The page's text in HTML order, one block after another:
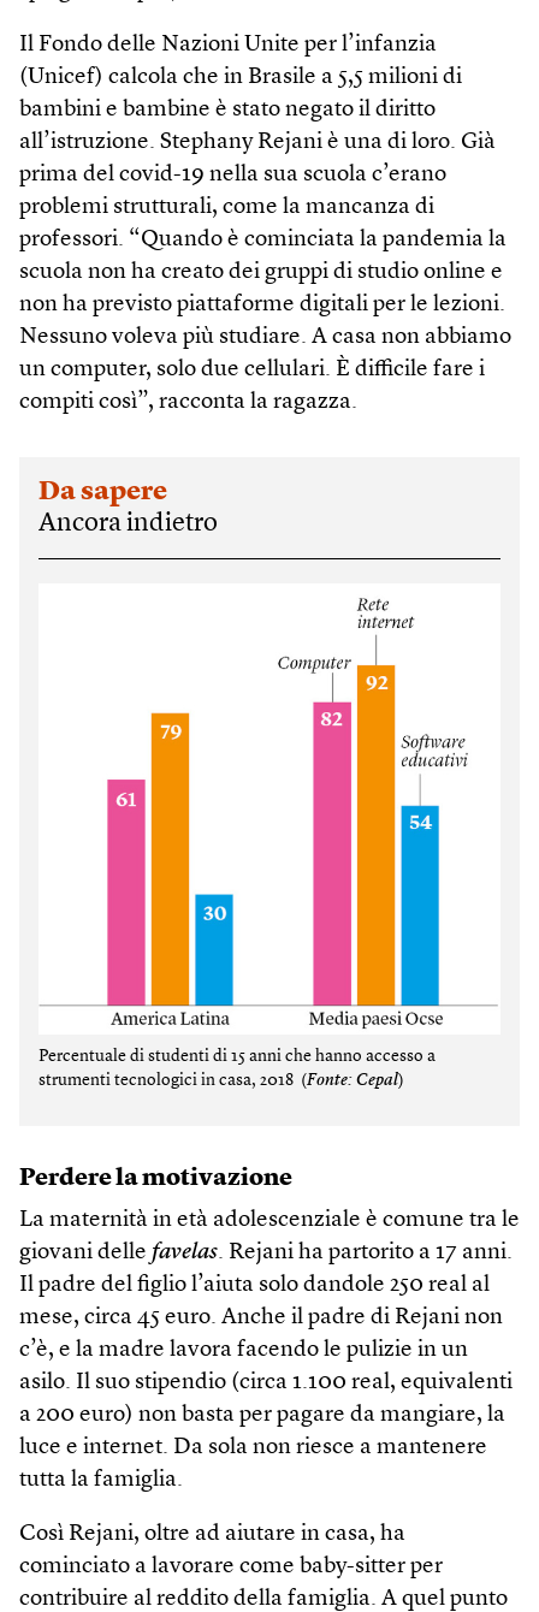
Il Fondo delle Nazioni Unite per l’infanzia
(Unicef) calcola che in Brasile a 5,5 milioni di
bambini e bambine è stato negato il diritto
all’istruzione. Stephany Rejani è una di loro. Già
prima del covid-19 nella sua scuola c’erano
problemi strutturali, come la mancanza di
professori. “Quando è cominciata la pandemia la
scuola non ha creato dei gruppi di studio online e
non ha previsto piattaforme digitali per le lezioni.
Nessuno voleva più studiare. A casa non abbiamo
un computer, solo due cellulari. È difficile fare i
compiti così”, racconta la ragazza.
Da sapere
Ancora indietro
Percentuale di studenti di 15 anni che hanno accesso a
strumenti tecnologici in casa, 2018 (Fonte: Cepal)
Perdere la motivazione
La maternità in età adolescenziale è comune tra le
giovani delle favelas. Rejani ha partorito a 17 anni.
Il padre del figlio l’aiuta solo dandole 250 real al
mese, circa 45 euro. Anche il padre di Rejani non
c’è, e la madre lavora facendo le pulizie in un
asilo. Il suo stipendio (circa 1.100 real, equivalenti
a 200 euro) non basta per pagare da mangiare, la
luce e internet. Da sola non riesce a mantenere
tutta la famiglia.
Così Rejani, oltre ad aiutare in casa, ha
cominciato a lavorare come baby-sitter per
contribuire al reddito della famiglia. A quel punto